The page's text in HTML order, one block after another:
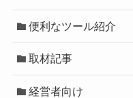
便利なツール紹介
取材記事
経営者向け